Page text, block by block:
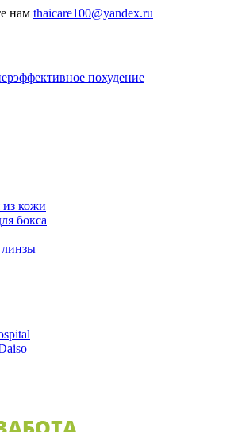
нам thaicare100@yandex.ru
похудение
из кожи
бокса